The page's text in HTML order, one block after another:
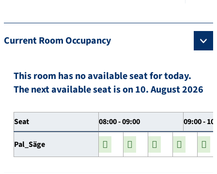
Current Room Occupancy
This room has no available seat for today.
The next available seat is on 10. August 2026
Seat 08:00 - 09:00 09:00 -
Pal_Säge